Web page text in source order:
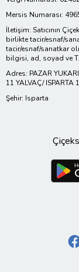
Mersis Numarası:
İletişim: Satıcının
birlikte tacir/esnaf/
tacir/esnaf/sanatkar
bilgisi, ad, soyad ve
Adres: PAZAR
11 YALVAÇ/
Şehir: Isparta